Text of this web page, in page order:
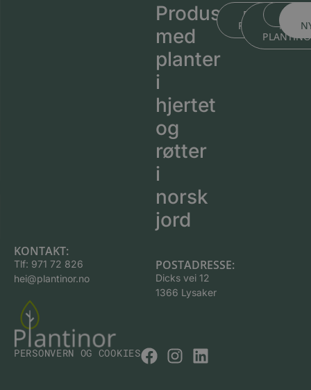
Produsert
med
planter
i
hjertet
og
røtter
i
norsk
jord
BLI KJENT MED
BLI
MED
KONTAKT:
Tlf: 971 72 826
hei@plantinor.no
POSTADRESSE:
Dicks vei 12
1366 Lysaker
PERSONVERN OG COOKIES